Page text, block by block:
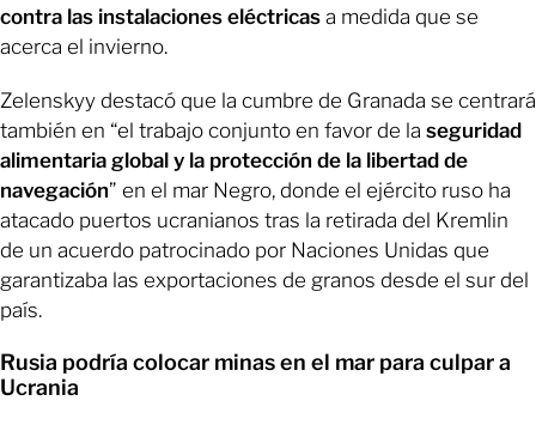
contra las instalaciones eléctricas a medida que se
acerca el invierno.
Zelenskyy destacó que la cumbre de Granada se centrará
también en “el trabajo conjunto en favor de la seguridad
alimentaria global y la protección de la libertad de
navegación” en el mar Negro, donde el ejército ruso ha
atacado puertos ucranianos tras la retirada del Kremlin
de un acuerdo patrocinado por Naciones Unidas que
garantizaba las exportaciones de granos desde el sur del
país.
Rusia podría colocar minas en el mar para culpar a
Ucrania